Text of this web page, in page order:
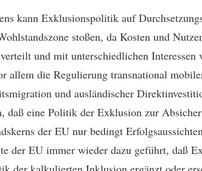
kann Exklusionspolitik auf
stoßen, da Kosten und
und mit unterschiedlichen Interessen
allem die Regulierung transnational
und ausländischer
daß eine Politik der Exklusion zur
der EU nur bedingt
der EU immer wieder dazu geführt, daß